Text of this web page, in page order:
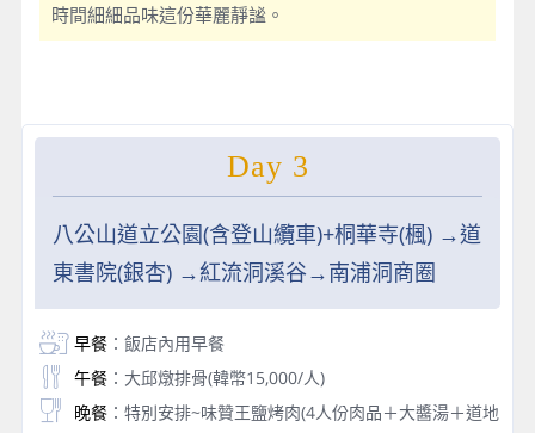
時間細細品味這份華麗靜謐。
Day 3
八公山道立公園(含登山纜車)+桐華寺(楓) →道
東書院(銀杏) →紅流洞溪谷→南浦洞商圈
早餐：飯店內用早餐
午餐：大邱燉排骨(韓幣15,000/人)
晚餐：特別安排~味贊王鹽烤肉(4人份肉品＋大醬湯＋道地